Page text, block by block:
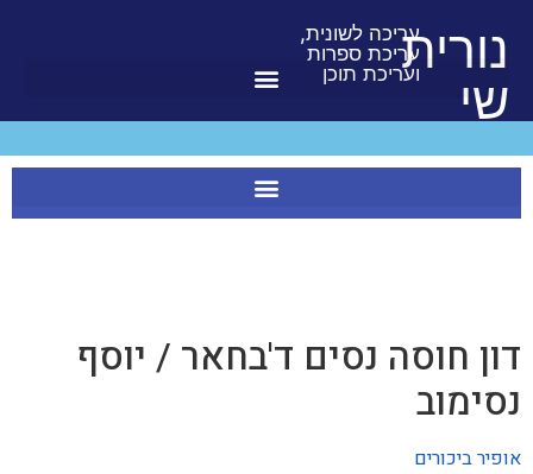
נורית
שי
עריכה לשונית,
עריכת ספרות
ועריכת תוכן
דון חוסה נסים ד'בחאר / יוסף
נסימוב
אופיר ביכורים